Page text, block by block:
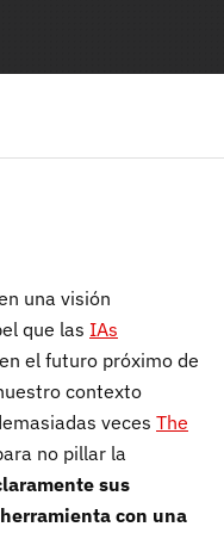
una visión
que las IAs
el futuro próximo de
contexto
veces The
no pillar la
sus
con una